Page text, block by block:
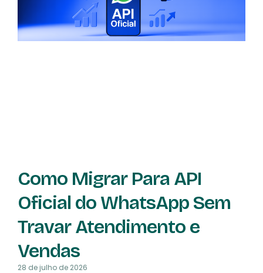
Como Migrar Para API
Oficial do WhatsApp Sem
Travar Atendimento e
Vendas
28 de julho de 2026